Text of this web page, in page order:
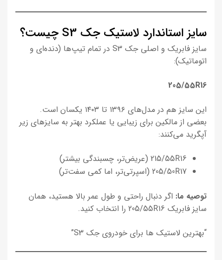
سایز استاندارد لاستیک جک S3 چیست؟
سایز فابریک و اصلی جک S3 در تمام تیپ‌ها (دنده‌ای و
اتوماتیک):
205/55R16
این سایز هم در مدل‌های ۱۳۹۶ تا ۱۴۰۳ یکسان است.
بعضی از مالکین برای زیبایی یا عملکرد بهتر به سایزهای زیر
آپگرید می‌کنند:
215/55R16 (عریض‌تر، چسبندگی بیشتر)
205/50R17 (اسپرتی‌تر، اما کمی سفت‌تر)
توصیه ما: اگر دنبال راحتی و طول عمر بالا هستید، همان
سایز فابریک 205/55R16 را انتخاب کنید.
“بهترین لاستیک ها برای خودروی جک S3”